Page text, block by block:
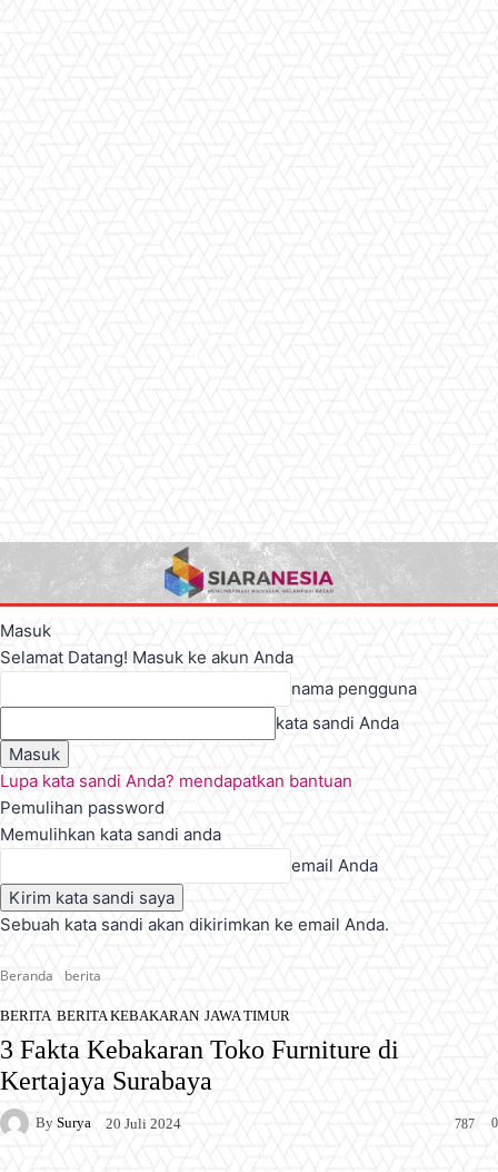
Masuk
Selamat Datang! Masuk ke akun Anda
nama pengguna
kata sandi Anda
Lupa kata sandi Anda? mendapatkan bantuan
Pemulihan password
Memulihkan kata sandi anda
email Anda
Sebuah kata sandi akan dikirimkan ke email Anda.
Beranda berita
BERITA BERITA KEBAKARAN JAWA TIMUR
3 Fakta Kebakaran Toko Furniture di
Kertajaya Surabaya
By Surya 20 Juli 2024 0
787